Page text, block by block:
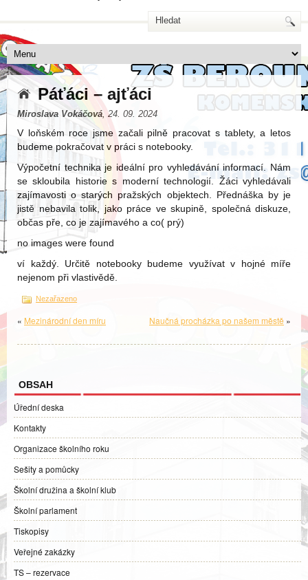
Páťáci – ajťáci
Miroslava Vokáčová, 24. 09. 2024
V loňském roce jsme začali pilně pracovat s tablety, a letos
budeme pokračovat v práci s notebooky.
Výpočetní technika je ideální pro vyhledávání informací. Nám
se skloubila historie s moderní technologií. Žáci vyhledávali
zajímavosti o starých pražských objektech. Přednáška by je
jistě nebavila tolik, jako práce ve skupině, společná diskuze,
občas pře, co je zajímavého a co( prý)
no images were found
ví každý. Určitě notebooky budeme využívat v hojné míře
nejenom při vlastivědě.
Nezařazeno
« Mezinárodní den míru Naučná procházka po našem městě »
OBSAH
Úřední deska
Kontakty
Organizace školního roku
Sešity a pomůcky
Školní družina a školní klub
Školní parlament
Tiskopisy
Veřejné zakázky
TS – rezervace